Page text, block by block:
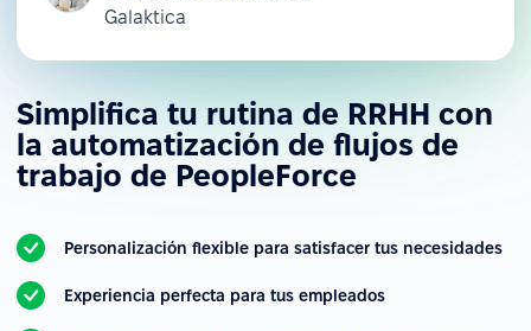
Galaktica
Simplifica tu rutina de RRHH con
la automatización de flujos de
trabajo de PeopleForce
Personalización flexible para satisfacer tus necesidades
Experiencia perfecta para tus empleados